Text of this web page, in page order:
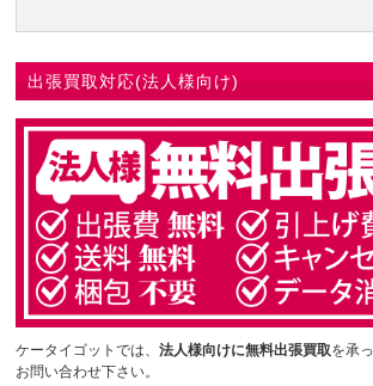
出張買取対応(法人様向け)
ケータイゴットでは、法人様向けに無料出張買取を承
お問い合わせ下さい。